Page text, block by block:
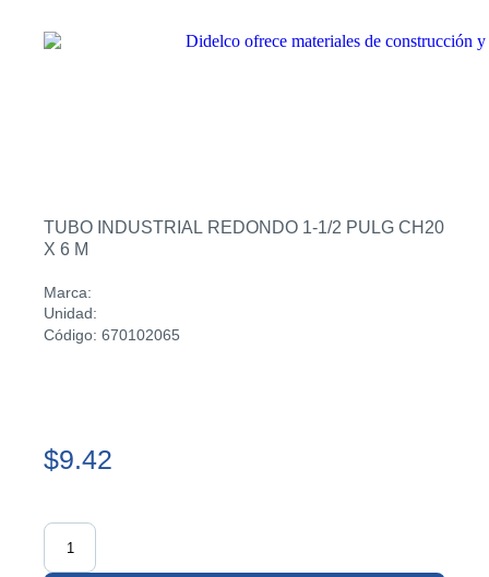
TUBO INDUSTRIAL REDONDO 1-1/2 PULG CH20
X 6 M
Marca:
Unidad:
Código: 670102065
$9.42